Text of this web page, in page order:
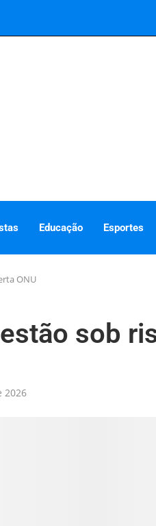
Educação Esportes
ONU
sob
2026